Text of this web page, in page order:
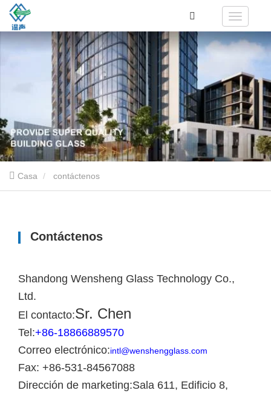
Casa contáctenos
Contáctenos
Shandong Wensheng Glass Technology Co.,
Ltd.
El contacto:Sr. Chen
Tel:+86-18866889570
Correo electrónico:intl@wenshengglass.com
Fax: +86-531-84567088
Dirección de marketing:Sala 611, Edificio 8,